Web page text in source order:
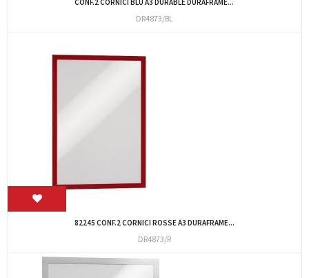
DR4873/BL
82245 CONF.2 CORNICI ROSSE A3 DURAFRAME...
DR4873/R